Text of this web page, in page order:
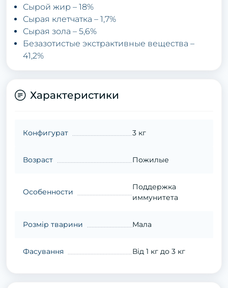
Сырой жир – 18%
Сырая клетчатка – 1,7%
Сырая зола – 5,6%
Безазотистые экстрактивные вещества –
41,2%
Характеристики
Конфигурат 3 кг
Возраст Пожилые
Особенности
Поддержка
иммунитета
Розмір тварини Мала
Фасування Від 1 кг до 3 кг